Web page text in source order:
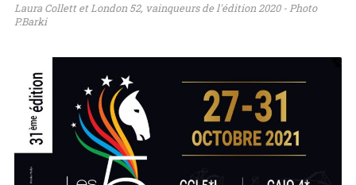
Laura Collett et London 52, vainqueurs de l'édition 2020 - Photo
P.Barki